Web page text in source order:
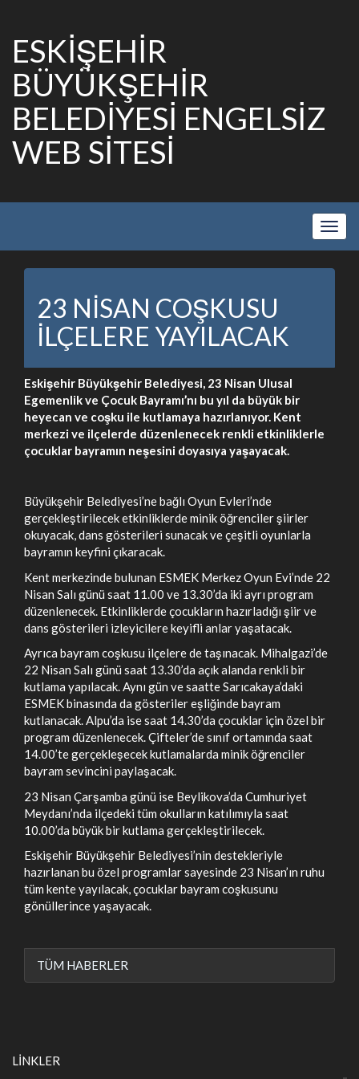
ESKİŞEHİR
BÜYÜKŞEHİR
BELEDİYESİ ENGELSİZ
WEB SİTESİ
Show
23 NİSAN COŞKUSU
İLÇELERE YAYILACAK
Eskişehir Büyükşehir Belediyesi, 23 Nisan Ulusal
Egemenlik ve Çocuk Bayramı’nı bu yıl da büyük bir
heyecan ve coşku ile kutlamaya hazırlanıyor. Kent
merkezi ve ilçelerde düzenlenecek renkli etkinliklerle
çocuklar bayramın neşesini doyasıya yaşayacak.
Büyükşehir Belediyesi’ne bağlı Oyun Evleri’nde
gerçekleştirilecek etkinliklerde minik öğrenciler şiirler
okuyacak, dans gösterileri sunacak ve çeşitli oyunlarla
bayramın keyfini çıkaracak.
Kent merkezinde bulunan ESMEK Merkez Oyun Evi’nde 22
Nisan Salı günü saat 11.00 ve 13.30’da iki ayrı program
düzenlenecek. Etkinliklerde çocukların hazırladığı şiir ve
dans gösterileri izleyicilere keyifli anlar yaşatacak.
Ayrıca bayram coşkusu ilçelere de taşınacak. Mihalgazi’de
22 Nisan Salı günü saat 13.30’da açık alanda renkli bir
kutlama yapılacak. Aynı gün ve saatte Sarıcakaya’daki
ESMEK binasında da gösteriler eşliğinde bayram
kutlanacak. Alpu’da ise saat 14.30’da çocuklar için özel bir
program düzenlenecek. Çifteler’de sınıf ortamında saat
14.00’te gerçekleşecek kutlamalarda minik öğrenciler
bayram sevincini paylaşacak.
23 Nisan Çarşamba günü ise Beylikova’da Cumhuriyet
Meydanı’nda ilçedeki tüm okulların katılımıyla saat
10.00’da büyük bir kutlama gerçekleştirilecek.
Eskişehir Büyükşehir Belediyesi’nin destekleriyle
hazırlanan bu özel programlar sayesinde 23 Nisan’ın ruhu
tüm kente yayılacak, çocuklar bayram coşkusunu
gönüllerince yaşayacak.
TÜM HABERLER
LİNKLER